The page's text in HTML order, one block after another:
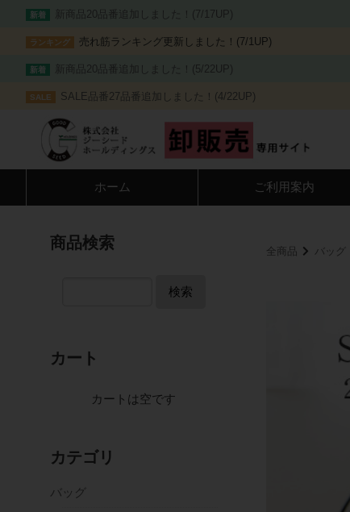
新着 新商品20品番追加しました！(7/17UP)
ランキング 売れ筋ランキング更新しました！(7/1UP)
新着 新商品20品番追加しました！(5/22UP)
SALE SALE品番27品番追加しました！(4/22UP)
ホーム ご利用案内
全商品 バッグ
商品検索
検索
カート
カートは空です
カテゴリ
バッグ